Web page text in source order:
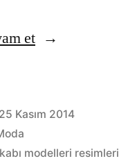
et“Gelinlik
nasıl
olmalı?”
25 Kasım 2014
modelleri resimleri